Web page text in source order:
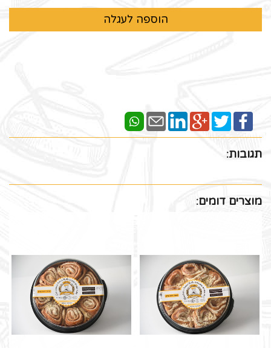
תגובות:
מוצרים דומים: